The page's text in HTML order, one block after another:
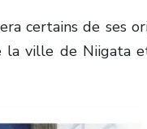
certains de ses
la ville de Niigata